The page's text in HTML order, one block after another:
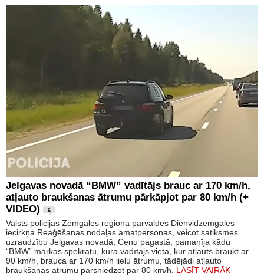
Jelgavas novadā “BMW” vadītājs brauc ar 170 km/h,
atļauto braukšanas ātrumu pārkāpjot par 80 km/h (+
VIDEO)
6
Valsts policijas Zemgales reģiona pārvaldes Dienvidzemgales
iecirkņa Reaģēšanas nodaļas amatpersonas, veicot satiksmes
uzraudzību Jelgavas novadā, Cenu pagastā, pamanīja kādu
“BMW” markas spēkratu, kura vadītājs vietā, kur atļauts braukt ar
90 km/h, brauca ar 170 km/h lielu ātrumu, tādējādi atļauto
braukšanas ātrumu pārsniedzot par 80 km/h. LASĪT VAIRĀK